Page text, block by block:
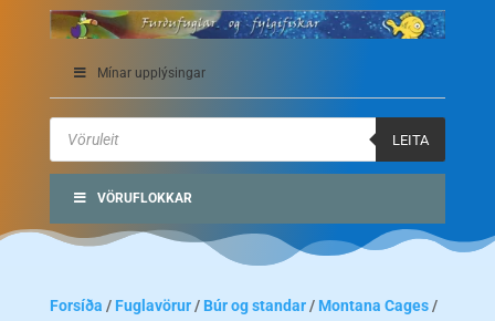
Mínar upplýsingar
Products
search
LEITA
VÖRUFLOKKAR
Forsíða / Fuglavörur/ Búr og standar/ Montana Cages/